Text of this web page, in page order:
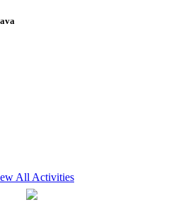
All Activities